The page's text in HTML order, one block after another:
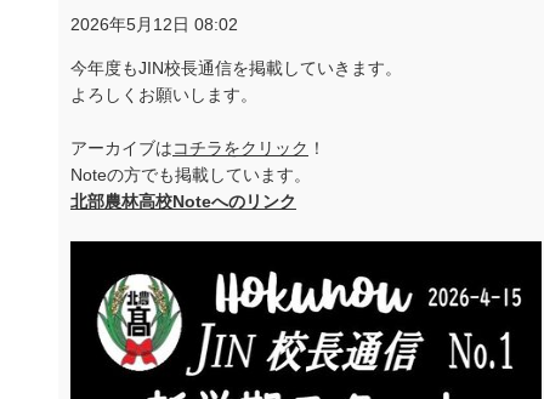
2026年5月12日 08:02
今年度もJIN校長通信を掲載していきます。
よろしくお願いします。
アーカイブはコチラをクリック ！
Noteの方でも掲載しています。
北部農林高校Noteへのリンク